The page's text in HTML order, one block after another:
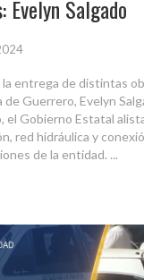
Evelyn Salgado
entrega de distintas
de Guerrero, Evelyn
el Gobierno Estatal
red hidráulica y
de la entidad. ...